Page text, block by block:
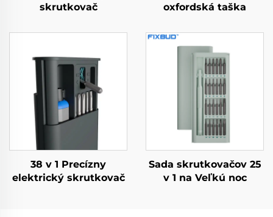
skrutkovač
oxfordská taška
38 v 1 Precízny
elektrický skrutkovač
Sada skrutkovačov 25
v 1 na Veľkú noc